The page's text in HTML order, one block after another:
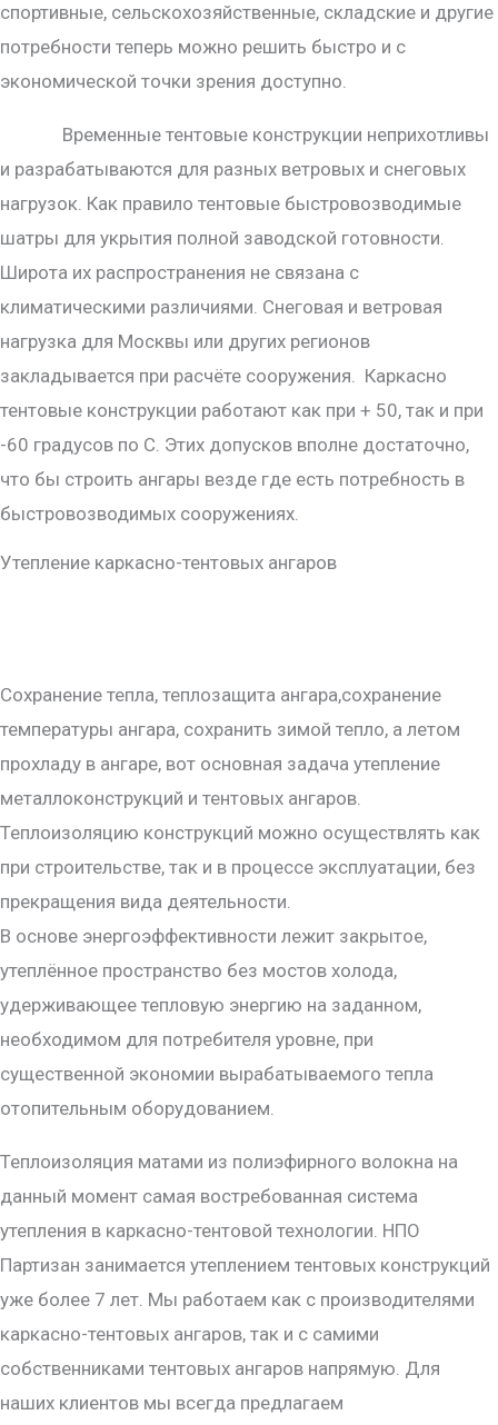
спортивные, сельскохозяйственные, складские и другие
потребности теперь можно решить быстро и с
экономической точки зрения доступно.
Временные тентовые конструкции неприхотливы
и разрабатываются для разных ветровых и снеговых
нагрузок. Как правило тентовые быстровозводимые
шатры для укрытия полной заводской готовности.
Широта их распространения не связана с
климатическими различиями. Снеговая и ветровая
нагрузка для Москвы или других регионов
закладывается при расчёте сооружения. Каркасно
тентовые конструкции работают как при + 50, так и при
-60 градусов по С. Этих допусков вполне достаточно,
что бы строить ангары везде где есть потребность в
быстровозводимых сооружениях.
Утепление каркасно-тентовых ангаров
Сохранение тепла, теплозащита ангара,сохранение
температуры ангара, сохранить зимой тепло, а летом
прохладу в ангаре, вот основная задача утепление
металлоконструкций и тентовых ангаров.
Теплоизоляцию конструкций можно осуществлять как
при строительстве, так и в процессе эксплуатации, без
прекращения вида деятельности.
В основе энергоэффективности лежит закрытое,
утеплённое пространство без мостов холода,
удерживающее тепловую энергию на заданном,
необходимом для потребителя уровне, при
существенной экономии вырабатываемого тепла
отопительным оборудованием.
Теплоизоляция матами из полиэфирного волокна на
данный момент самая востребованная система
утепления в каркасно-тентовой технологии. НПО
Партизан занимается утеплением тентовых конструкций
уже более 7 лет. Мы работаем как с производителями
каркасно-тентовых ангаров, так и с самими
собственниками тентовых ангаров напрямую. Для
наших клиентов мы всегда предлагаем